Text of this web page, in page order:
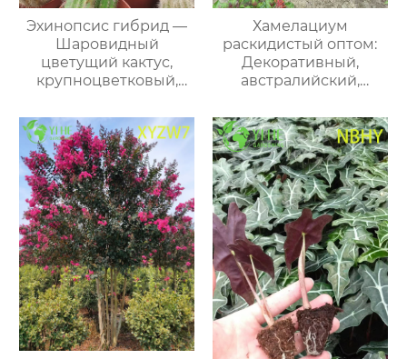
Эхинопсис гибрид —
Шаровидный
цветущий кактус,
крупноцветковый,
уникальный, оптом
Хамелациум
раскидистый оптом:
Декоративный,
австралийский,
вечнозеленый
кустарник